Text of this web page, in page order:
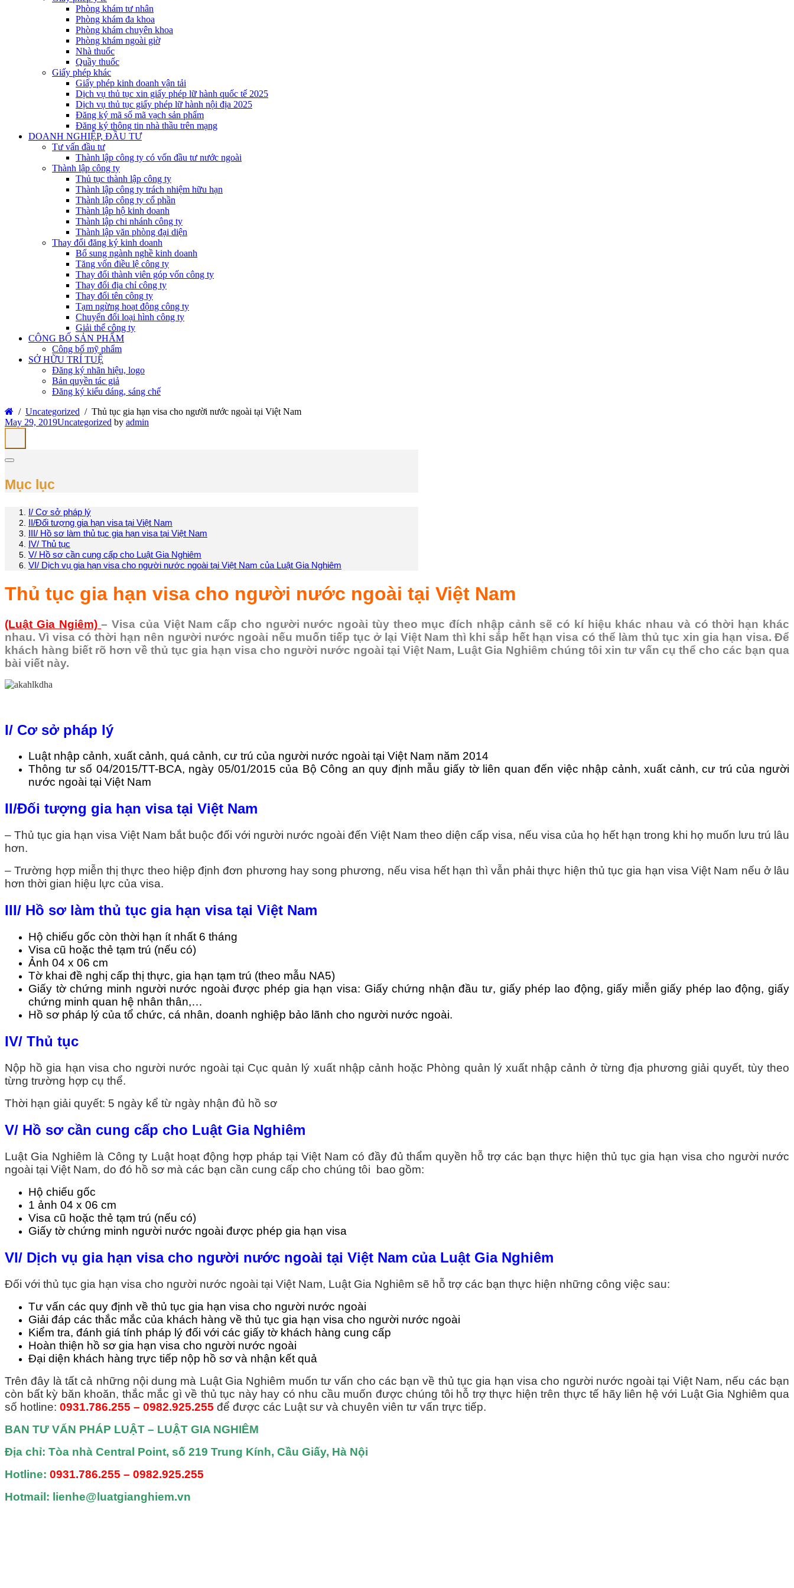
Phòng khám tư nhân
Phòng khám đa khoa
Phòng khám chuyên khoa
Phòng khám ngoài giờ
Nhà thuốc
Quầy thuốc
Giấy phép khác
Giấy phép kinh doanh vận tải
Dịch vụ thủ tục xin giấy phép lữ hành quốc tế 2025
Dịch vụ thủ tục giấy phép lữ hành nội địa 2025
Đăng ký mã số mã vạch sản phẩm
Đăng ký thông tin nhà thầu trên mạng
DOANH NGHIỆP, ĐẦU TƯ
Tư vấn đầu tư
Thành lập công ty có vốn đầu tư nước ngoài
Thành lập công ty
Thủ tục thành lập công ty
Thành lập công ty trách nhiệm hữu hạn
Thành lập công ty cổ phần
Thành lập hộ kinh doanh
Thành lập chi nhánh công ty
Thành lập văn phòng đại diện
Thay đổi đăng ký kinh doanh
Bổ sung ngành nghề kinh doanh
Tăng vốn điều lệ công ty
Thay đổi thành viên góp vốn công ty
Thay đổi địa chỉ công ty
Thay đổi tên công ty
Tạm ngừng hoạt động công ty
Chuyển đổi loại hình công ty
Giải thể công ty
CÔNG BỐ SẢN PHẨM
Công bố mỹ phẩm
SỞ HỮU TRÍ TUỆ
Đăng ký nhãn hiệu, logo
Bản quyền tác giả
Đăng ký kiểu dáng, sáng chế
Uncategorized
Thủ tục gia hạn visa cho người nước ngoài tại Việt Nam
May 29, 2019Uncategorized by admin
Mục lục
I/ Cơ sở pháp lý
II/Đối tượng gia hạn visa tại Việt Nam
III/ Hồ sơ làm thủ tục gia hạn visa tại Việt Nam
IV/ Thủ tục
V/ Hồ sơ cần cung cấp cho Luật Gia Nghiêm
VI/ Dịch vụ gia hạn visa cho người nước ngoài tại Việt Nam của Luật Gia Nghiêm
Thủ tục gia hạn visa cho người nước ngoài tại Việt Nam
(Luật Gia Ngiêm)– Visa của Việt Nam cấp cho người nước ngoài tùy theo mục đích nhập cảnh sẽ có kí hiệu khác nhau và có thời hạn khác
nhau. Vì visa có thời hạn nên người nước ngoài nếu muốn tiếp tục ở lại Việt Nam thì khi sắp hết hạn visa có thể làm thủ tục xin gia hạn visa. Để
khách hàng biết rõ hơn về thủ tục gia hạn visa cho người nước ngoài tại Việt Nam, Luật Gia Nghiêm chúng tôi xin tư vấn cụ thể cho các bạn qua
bài viết này.
I/ Cơ sở pháp lý
Luật nhập cảnh, xuất cảnh, quá cảnh, cư trú của người nước ngoài tại Việt Nam năm 2014
Thông tư số 04/2015/TT-BCA, ngày 05/01/2015 của Bộ Công an quy định mẫu giấy tờ liên quan đến việc nhập cảnh, xuất cảnh, cư trú của người
nước ngoài tại Việt Nam
II/Đối tượng gia hạn visa tại Việt Nam
– Thủ tục gia hạn visa Việt Nam bắt buộc đối với người nước ngoài đến Việt Nam theo diện cấp visa, nếu visa của họ hết hạn trong khi họ muốn lưu trú lâu
hơn.
– Trường hợp miễn thị thực theo hiệp định đơn phương hay song phương, nếu visa hết hạn thì vẫn phải thực hiện thủ tục gia hạn visa Việt Nam nếu ở lâu
hơn thời gian hiệu lực của visa.
III/ Hồ sơ làm thủ tục gia hạn visa tại Việt Nam
Hộ chiếu gốc còn thời hạn ít nhất 6 tháng
Visa cũ hoặc thẻ tạm trú (nếu có)
Ảnh 04 x 06 cm
Tờ khai đề nghị cấp thị thực, gia hạn tạm trú (theo mẫu NA5)
Giấy tờ chứng minh người nước ngoài được phép gia hạn visa: Giấy chứng nhận đầu tư, giấy phép lao động, giấy miễn giấy phép lao động, giấy
chứng minh quan hệ nhân thân,…
Hồ sơ pháp lý của tổ chức, cá nhân, doanh nghiệp bảo lãnh cho người nước ngoài.
IV/ Thủ tục
Nộp hồ gia hạn visa cho người nước ngoài tại Cục quản lý xuất nhập cảnh hoặc Phòng quản lý xuất nhập cảnh ở từng địa phương giải quyết, tùy theo
từng trường hợp cụ thể.
Thời hạn giải quyết: 5 ngày kể từ ngày nhận đủ hồ sơ
V/ Hồ sơ cần cung cấp cho Luật Gia Nghiêm
Luật Gia Nghiêm là Công ty Luật hoạt động hợp pháp tại Việt Nam có đầy đủ thẩm quyền hỗ trợ các bạn thực hiện thủ tục gia hạn visa cho người nước
ngoài tại Việt Nam, do đó hồ sơ mà các bạn cần cung cấp cho chúng tôi bao gồm:
Hộ chiếu gốc
1 ảnh 04 x 06 cm
Visa cũ hoặc thẻ tạm trú (nếu có)
Giấy tờ chứng minh người nước ngoài được phép gia hạn visa
VI/ Dịch vụ gia hạn visa cho người nước ngoài tại Việt Nam của Luật Gia Nghiêm
Đối với thủ tục gia hạn visa cho người nước ngoài tại Việt Nam, Luật Gia Nghiêm sẽ hỗ trợ các bạn thực hiện những công việc sau:
Tư vấn các quy định về thủ tục gia hạn visa cho người nước ngoài
Giải đáp các thắc mắc của khách hàng về thủ tục gia hạn visa cho người nước ngoài
Kiểm tra, đánh giá tính pháp lý đối với các giấy tờ khách hàng cung cấp
Hoàn thiện hồ sơ gia hạn visa cho người nước ngoài
Đại diện khách hàng trực tiếp nộp hồ sơ và nhận kết quả
Trên đây là tất cả những nội dung mà Luật Gia Nghiêm muốn tư vấn cho các bạn về thủ tục gia hạn visa cho người nước ngoài tại Việt Nam, nếu các bạn
còn bất kỳ băn khoăn, thắc mắc gì về thủ tục này hay có nhu cầu muốn được chúng tôi hỗ trợ thực hiện trên thực tế hãy liên hệ với Luật Gia Nghiêm qua
số hotline: 0931.786.255 – 0982.925.255 để được các Luật sư và chuyên viên tư vấn trực tiếp.
BAN TƯ VẤN PHÁP LUẬT – LUẬT GIA NGHIÊM
Địa chỉ: Tòa nhà Central Point, số 219 Trung Kính, Cầu Giấy, Hà Nội
Hotline: 0931.786.255 – 0982.925.255
Hotmail: lienhe@luatgianghiem.vn